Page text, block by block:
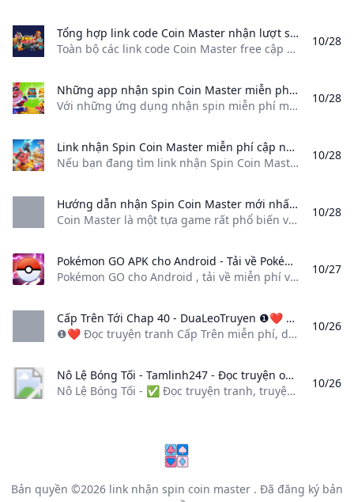
Tổng hợp link code Coin Master nhận lượt spin miễn phí 10/2024 Toàn bộ các link code Coin Master free cập nhật trong bài viết này sẽ giúp bạn nhanh chóng tận hưởng những lượt quay miễn phí qua mỗi ngày.
Toàn bộ các link code Coin Master free cập nhật trong bài viết này sẽ giúp bạn nhanh chóng tận hưởng những lượt quay miễn phí qua mỗi ngày. Về cơ bản, Coin Master là một trò chơi di động phổ biến phát triển bởi Moon Active. Trò chơi này kết hợp các yếu tố của xây dựng làng, quay may mắn (spin), và chiến lược để kiếm được các mục tiêu và tiến trình trong trò chơi.
10/28
Những app nhận spin Coin Master miễn phí Với những ứng dụng nhận spin miễn phí mà chúng tôi giới thiệu bạn sẽ không còn phải lo lắng về việc thiếu lượt quay khi chơi Coin Master.
Với những ứng dụng nhận spin miễn phí mà chúng tôi giới thiệu, bạn sẽ không còn phải lo lắng về việc thiếu lượt quay khi chơi Coin Master. Trong trò chơi Coin Master, “nhận spin free” là một tính năng cho phép người chơi nhận thêm các lượt quay (spins) mà không cần phải trả phí. Các lượt quay này được sử dụng để quay một chiếc máy slot trong game, giúp người chơi có cơ hội kiếm được tiền, tấn công các làng của người chơi khác, bảo vệ làng của mình hoặc có được các món quà khác.
10/28
Link nhận Spin Coin Master miễn phí cập nhật tháng 9/2024 Nếu bạn đang tìm link nhận Spin Coin Master miễn phí? Khám phá ngay danh sách cập nhật hàng ngày và hướng dẫn dưới đây để thu thập Spin và nâng cấp trò chơi.
Nếu bạn đang tìm link nhận Spin Coin Master miễn phí? Khám phá ngay danh sách cập nhật hàng ngày và hướng dẫn dưới đây để thu thập Spin và nâng cấp trò chơi. 10/09/24 18/08/24 01/10/24 28/08/24 05/09/24 12/09/24 20/09/2024 Nội dung TrinhChính sách bảo hành/ Đổi trả/ Vận chuyểnChính sách bảo mậtHình thức thanh toánChính sách lưu trữ thiết bịThông tin chủ sở hữu Website Tuyển dụngGiới thiệuTin tức
10/28
Hướng dẫn nhận Spin Coin Master mới nhất đơn giản và hiệu quả Coin Master là một tựa game rất phổ biến với hàng triệu người tham gia từ khắp nơi trên thế giới. Để nâng cấp và phát triển ngôi làng trong trò chơi này người chơi cần sử dụng Spin – vòng quay may mắn – để kiếm tiền vàng và tấn công các làng của người chơi khác. Bài viết...
Coin Master là một tựa game rất phổ biến với hàng triệu người tham gia từ khắp nơi trên thế giới. Để nâng cấp và phát triển ngôi làng trong trò chơi này, người chơi cần sử dụng Spin – vòng quay may mắn – để kiếm tiền vàng và tấn công các làng của người chơi khác. Bài viết… Dưới đây là các phương thức đơn giản để nhận Spin miễn phí và nhanh chóng:
10/28
Pokémon GO APK cho Android - Tải về Pokémon GO cho Android tải về miễn phí và an toàn. Pokémon GO phiên bản mới nhất. Pokémon GO là trò chơi điện thoại thông minh miễn phí cho phép bạn
Pokémon GO cho Android , tải về miễn phí và an toàn. Pokémon GO phiên bản mới nhất. Pokémon GO là trò ch
10/27
Cấp Trên Tới Chap 40 - DuaLeoTruyen ❶❤️ Đọc truyện tranh Cấp Trên miễn phí dịch full Tiếng Việt cập nhật nhanh nhất và sớm nhất tại DuaLeoTruyen
❶❤️ Đọc truyện tranh Cấp Trên miễn phí, dịch full Tiếng Việt, cập nhật nhanh nhất và sớm nhất tại DuaLeoTruyen Manhwa 18+ Truyện Màu BoyLove Echi Hành Động Cổ Đại ABO Nhóm dịch: Team Nhà Mồn Lèo Tình trang: Đang cập nhật Cập nhật: 23:21 10/23/2024 Lượt xem: 749,345 Lượt theo dõi: 279 Donate Đọc từ đầu Đọc tập mới Theo dõi Báo lỗi Tác giả : Ki Hue Bi YoungNội dung :Richt và Chủ nhân đã cùng nhau lớn lên từ nhỏ với thân phận là hoàng tử và người con trai của thợ làm vườn.
10/26
Nô Lệ Bóng Tối - Tamlinh247 - Đọc truyện online miễn phí Nô Lệ Bóng Tối - ✅ Đọc truyện tranh truyện chữ online miễn phí với bộ sưu tập hơn 100.000 bộ truyện đặc sắc tại website Tamlinh-247.com
Nô Lệ Bóng Tối - ✅ Đọc truyện tranh, truyện chữ online miễn phí với bộ sưu tập hơn 100.000 bộ truyện đặc sắc tại website Tamlinh-247.com Giới thiệuLớn lên trong cảnh nghèo khó, Sunny chưa bao giờ kỳ vọng điều gì tốt đẹp từ cuộc sống. Tuy nhiên, ngay cả cậu cũng không ngờ rằng mình lại được lựa chọn bởi Nightmare Spell (Ác Mộng Ma Pháp) và trở thành một trong những Awakened (Người Thức Tỉnh)– một nhóm tinh anh sở hữu năng lực siêu nhiên.
10/26
Bản quyền ©2026 link nhận spin coin master . Đã đăng ký bản